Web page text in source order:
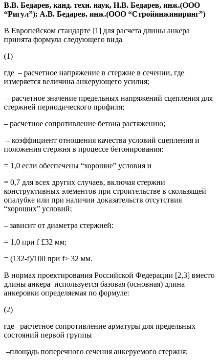
В.В. Бедарев, канд. техн. наук, Н.В. Бедарев, инж.(ООО
“Ригул”); А.В. Бедарев, инж.(ООО “Стройинжиниринг”)
В Европейском стандарте [1] для расчета длины анкера
принята формула следующего вида
(1)
где – расчетное напряжение в стержне в сечении, где
измеряется величина анкерующего усилия;
– расчетное значение предельных напряжений сцепления для
стержней периодического профиля;
– расчетное сопротивление бетона растяжению;
– коэффициент отношения качества условий сцепления и
положения стержня в процессе бетонирования:
= 1,0 если обеспечены “хорошие” условия и
= 0,7 для всех других случаев, включая стержни
конструктивных элементов при строительстве в скользящей
опалубке или при наличии доказательств отсутствия
“хороших” условий;
– зависит от диаметра стержней:
= 1,0 при f £32 мм;
= (132-f)/100 при f> 32 мм.
В нормах проектирования Российской Федерации [2,3] вместо
длины анкера используется базовая (основная) длина
анкеровки определяемая по формуле:
(2)
где– расчетное сопротивление арматуры для предельных
состояний первой группы
–площадь поперечного сечения анкеруемого стержня;